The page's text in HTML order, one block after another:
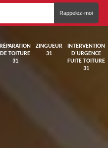
RÉPARATION
DE TOITURE
31
ZINGUEUR
31
INTERVENTION
D'URGENCE
FUITE TOITURE
31